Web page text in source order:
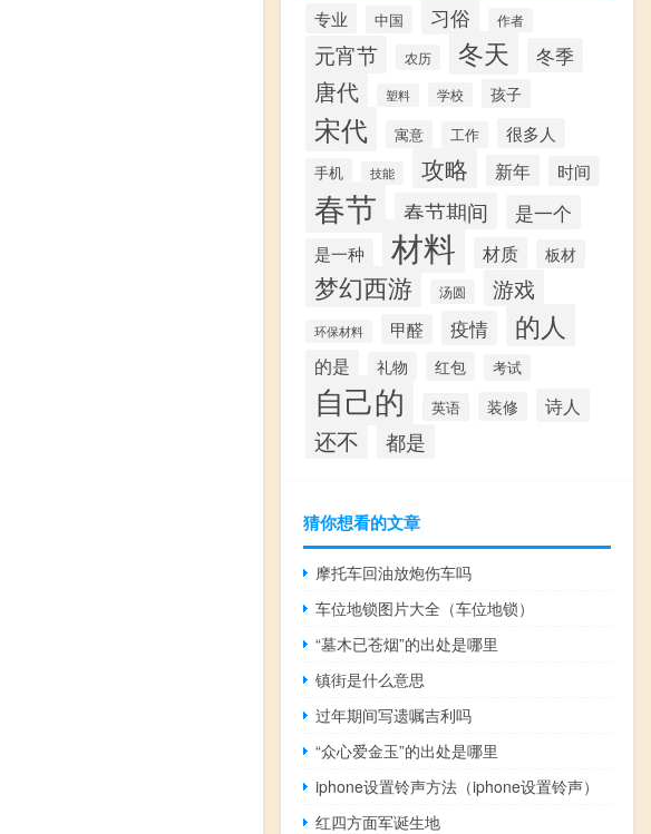
专业 中国 习俗 作者
元宵节 农历 冬天 冬季
唐代 塑料 学校 孩子
宋代 寓意 工作 很多人
手机 技能 攻略 新年 时间
春节 春节期间 是一个
是一种 材料 材质 板材
梦幻西游 汤圆 游戏
环保材料 甲醛 疫情 的人
的是 礼物 红包 考试
自己的 英语 装修 诗人
还不 都是
猜你想看的文章
摩托车回油放炮伤车吗
车位地锁图片大全（车位地锁）
“墓木已苍烟”的出处是哪里
镇街是什么意思
过年期间写遗嘱吉利吗
“众心爱金玉”的出处是哪里
iphone设置铃声方法（iphone设置铃声）
红四方面军诞生地